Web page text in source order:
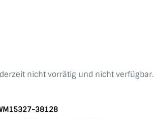
nicht vorrätig und nicht verfügbar.
38128